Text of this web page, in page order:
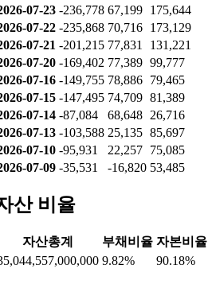
07-23 -236,778 67,199 175,644
07-22 -235,868 70,716 173,129
07-21 -201,215 77,831
131,221
07-20 -169,402 77,389 99,777
07-16 -149,755 78,886 79,465
07-15 -147,495 74,709 81,389
07-14 -87,084 68,648 26,716
07-13 -103,588 25,135 85,697
07-10 -95,931 22,257 75,085
07-09 -35,531 -16,820 53,485
산 비율
자산총계 부채비율 자본비율
9.82% 90.18%